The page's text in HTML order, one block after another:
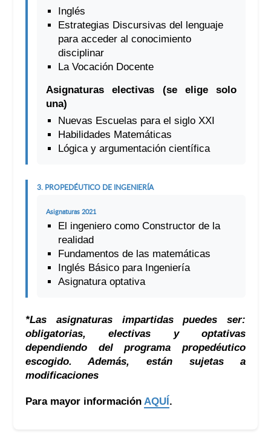
Inglés
Estrategias Discursivas del lenguaje
para acceder al conocimiento
disciplinar
La Vocación Docente
Asignaturas electivas (se elige solo
una)
Nuevas Escuelas para el siglo XXI
Habilidades Matemáticas
Lógica y argumentación científica
3. PROPEDÉUTICO DE INGENIERÍA
Asignaturas 2021
El ingeniero como Constructor de la
realidad
Fundamentos de las matemáticas
Inglés Básico para Ingeniería
Asignatura optativa
*Las asignaturas impartidas puedes ser:
obligatorias, electivas y optativas
dependiendo del programa propedéutico
escogido. Además, están sujetas a
modificaciones
Para mayor información AQUÍ .